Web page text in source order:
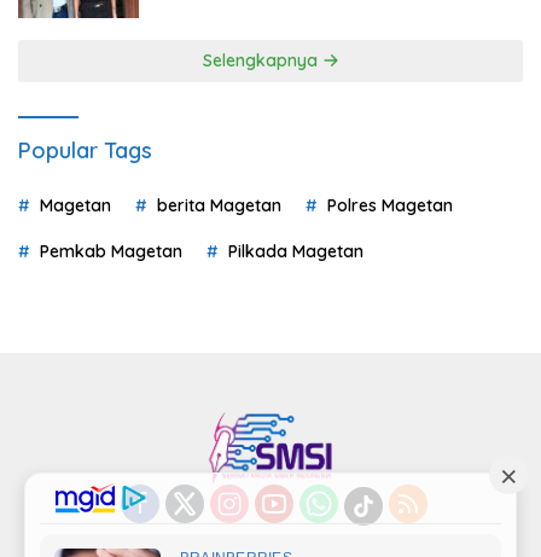
Selengkapnya
Popular Tags
Magetan berita Magetan Polres Magetan
Pemkab Magetan Pilkada Magetan